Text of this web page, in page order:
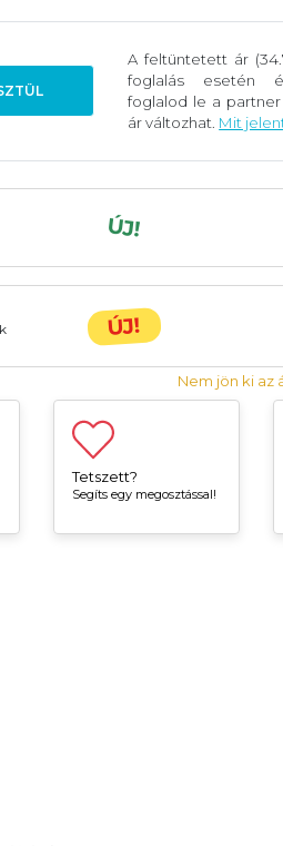
A feltüntetett ár
foglalás esetén
foglalod le a
ár változhat. Mit
ÚJ!
ÚJ!
Nem jön ki az
Tetszett?
Segíts egy megosztással!